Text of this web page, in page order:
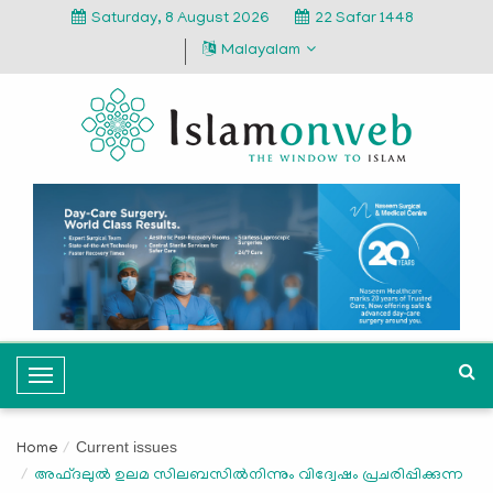
Saturday, 8 August 2026
22 Safar 1448
Malayalam
T
o
g
l
Home Current issues
അഫ്ദലുല്‍ ഉലമ സിലബസില്‍നിന്നും വിദ്വേഷം പ്രചരിപ്പിക്കുന്ന